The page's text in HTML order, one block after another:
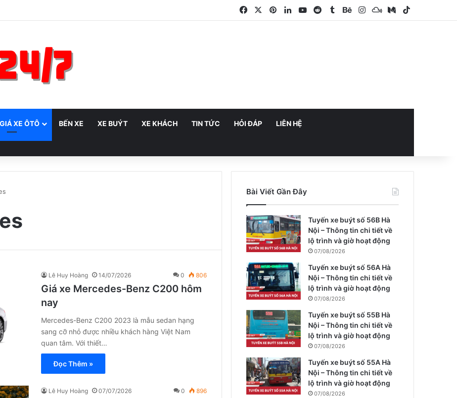
FacebookPinterestLinkedIn
YouTube
RedditTumblrBehance
InstagramMixcloud
Medium
XE ÔTÔ BẾN XE XE BUÝT XE KHÁCH TIN TỨC HỎI ĐÁP LIÊN HỆ
Lê Huy Hoàng 14/07/2026 0 806
Giá xe Mercedes-Benz C200 hôm
nay
Mercedes-Benz C200 2023 là mẫu sedan hạng
sang cỡ nhỏ được nhiều khách hàng Việt Nam
quan tâm. Với thiết…
Đọc Thêm »
Lê Huy Hoàng 07/07/2026 0 896
Bài Viết Gần Đây
Tuyến xe buýt số 56B Hà
Nội – Thông tin chi tiết về
lộ trình và giờ hoạt động
07/08/2026
Tuyến xe buýt số 56A Hà
Nội – Thông tin chi tiết về
lộ trình và giờ hoạt động
07/08/2026
Tuyến xe buýt số 55B Hà
Nội – Thông tin chi tiết về
lộ trình và giờ hoạt động
07/08/2026
Tuyến xe buýt số 55A Hà
Nội – Thông tin chi tiết về
lộ trình và giờ hoạt động
07/08/2026